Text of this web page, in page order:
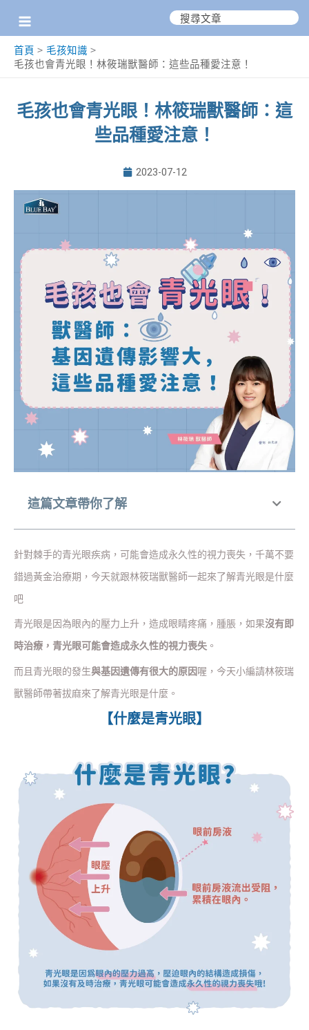
搜
首頁
毛孩知識
毛孩也會青光眼！林筱瑞獸醫師：這些品種愛注意！
毛孩也會青光眼！林筱瑞獸醫師：這
些品種愛注意！
2023-07-12
這篇文章帶你了解
針對棘手的青光眼疾病，可能會造成永久性的視力喪失，千萬不要
錯過黃金治療期，今天就跟林筱瑞獸醫師一起來了解青光眼是什麼
吧
青光眼是因為眼內的壓力上升，造成眼睛疼痛，腫脹，如果沒有即
時治療，青光眼可能會造成永久性的視力喪失 。
而且青光眼的發生與基因遺傳有很大的原因 喔，今天小編請林筱瑞
獸醫師帶著拔麻來了解青光眼是什麼。
【什麼是青光眼】